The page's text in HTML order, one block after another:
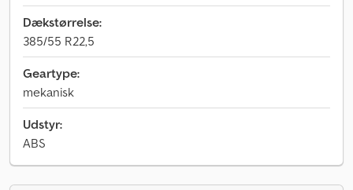
Dækstørrelse:
385/55 R22,5
Geartype:
mekanisk
Udstyr:
ABS